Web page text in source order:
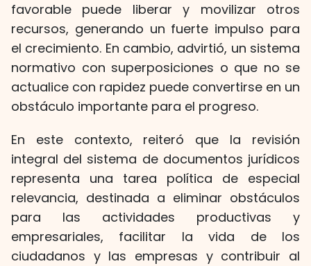
favorable puede liberar y movilizar otros
recursos, generando un fuerte impulso para
el crecimiento. En cambio, advirtió, un sistema
normativo con superposiciones o que no se
actualice con rapidez puede convertirse en un
obstáculo importante para el progreso.
En este contexto, reiteró que la revisión
integral del sistema de documentos jurídicos
representa una tarea política de especial
relevancia, destinada a eliminar obstáculos
para las actividades productivas y
empresariales, facilitar la vida de los
ciudadanos y las empresas y contribuir al